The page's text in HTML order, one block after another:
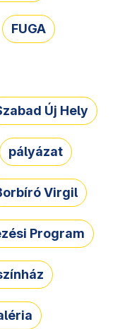
FUGA
Új Hely
pályázat
Virgil
Program